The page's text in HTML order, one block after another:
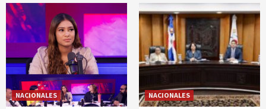
NACIONALES NACIONALES